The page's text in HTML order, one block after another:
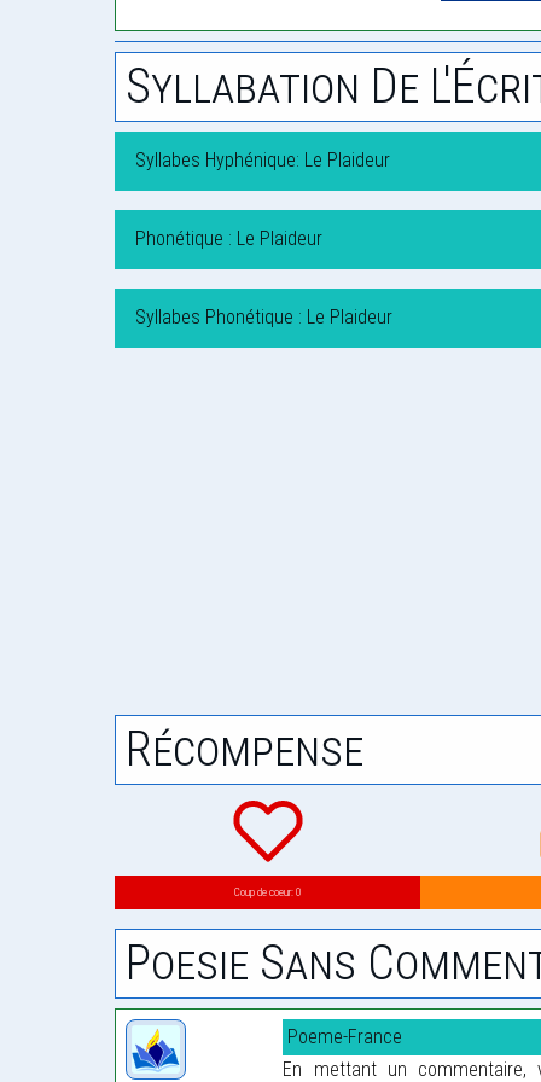
Syllabation De
Syllabes Hyphénique: Le Plaideur
Phonétique : Le Plaideur
Syllabes Phonétique : Le Plaideur
Récompense
Coup de coeur: 0
Poesie Sans
Poeme-France
En mettant un